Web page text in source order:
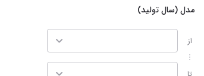
مدل (سال تولید)
از
تا